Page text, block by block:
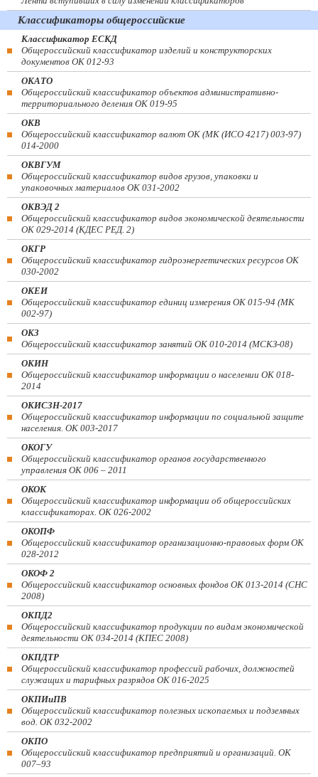
Классификаторы общероссийские
Классификатор ЕСКД
Общероссийский классификатор изделий и конструкторских
документов ОК 012-93
ОКАТО
Общероссийский классификатор объектов административно-
территориального деления ОК 019-95
ОКВ
Общероссийский классификатор валют ОК (МК (ИСО 4217) 003-97)
014-2000
ОКВГУМ
Общероссийский классификатор видов грузов, упаковки и
упаковочных материалов ОК 031-2002
ОКВЭД 2
Общероссийский классификатор видов экономической деятельности
ОК 029-2014 (КДЕС РЕД. 2)
ОКГР
Общероссийский классификатор гидроэнергетических ресурсов ОК
030-2002
ОКЕИ
Общероссийский классификатор единиц измерения ОК 015-94 (МК
002-97)
ОКЗ
Общероссийский классификатор занятий ОК 010-2014 (МСКЗ-08)
ОКИН
Общероссийский классификатор информации о населении ОК 018-
2014
ОКИСЗН-2017
Общероссийский классификатор информации по социальной защите
населения. ОК 003-2017
ОКОГУ
Общероссийский классификатор органов государственного
управления ОК 006 – 2011
ОКОК
Общероссийский классификатор информации об общероссийских
классификаторах. ОК 026-2002
ОКОПФ
Общероссийский классификатор организационно-правовых форм ОК
028-2012
ОКОФ 2
Общероссийский классификатор основных фондов ОК 013-2014 (СНС
2008)
ОКПД2
Общероссийский классификатор продукции по видам экономической
деятельности ОК 034-2014 (КПЕС 2008)
ОКПДТР
Общероссийский классификатор профессий рабочих, должностей
служащих и тарифных разрядов ОК 016-2025
ОКПИиПВ
Общероссийский классификатор полезных ископаемых и подземных
вод. ОК 032-2002
ОКПО
Общероссийский классификатор предприятий и организаций. ОК
007–93